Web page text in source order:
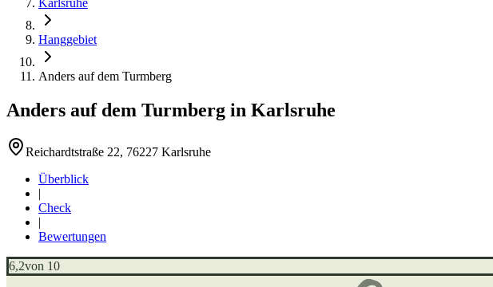
Karlsruhe
Hanggebiet
Anders auf dem Turmberg
Anders auf dem Turmberg in Karlsruhe
Reichardtstraße 22, 76227 Karlsruhe
Überblick
|
Check
|
Bewertungen
6,2von 10